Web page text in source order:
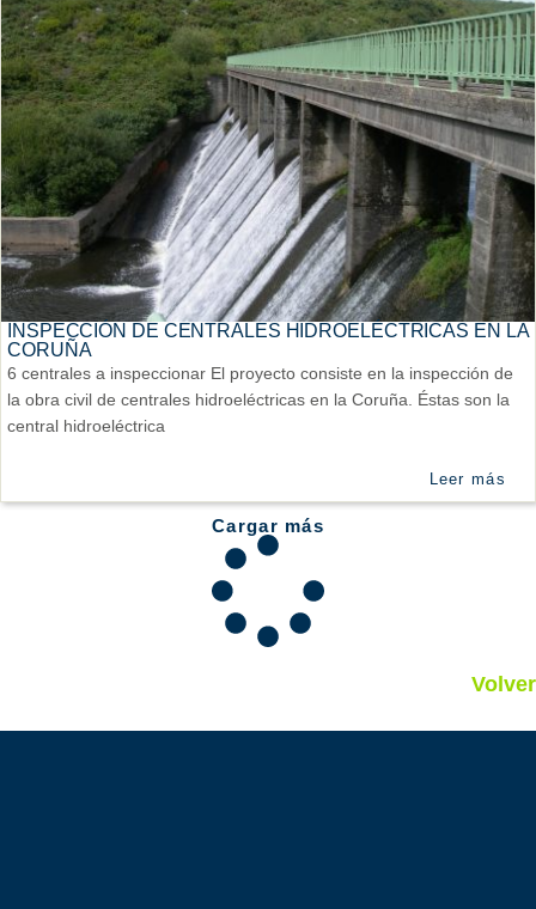
INSPECCIÓN DE CENTRALES HIDROELÉCTRICAS EN LA
CORUÑA
6 centrales a inspeccionar El proyecto consiste en la inspección de
la obra civil de centrales hidroeléctricas en la Coruña. Éstas son la
central hidroeléctrica
Leer más
Cargar más
Volver